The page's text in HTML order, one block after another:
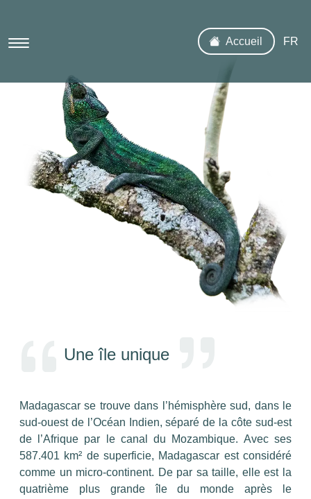
Accueil FR
Une île unique
Un sanctuaire de la nature
L’environnement
Un engagement social, durable et responsable
La marque premium Kasnodar Caviar
La marque blanche
Une île unique
Madagascar se trouve dans l’hémisphère sud, dans le
sud-ouest de l’Océan Indien, séparé de la côte sud-est
de l’Afrique par le canal du Mozambique. Avec ses
587.401 km² de superficie, Madagascar est considéré
comme un micro-continent. De par sa taille, elle est la
quatrième plus grande île du monde après le